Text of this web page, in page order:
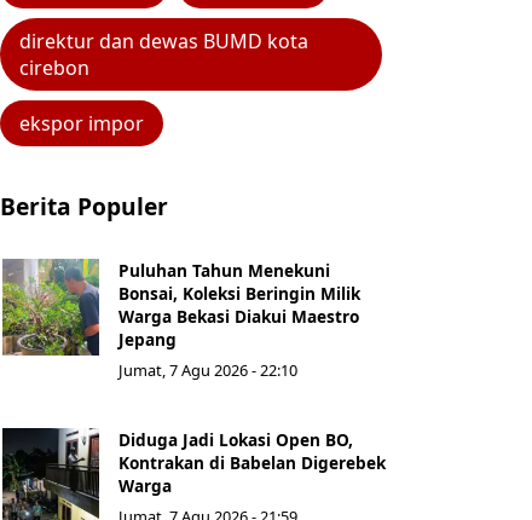
direktur dan dewas BUMD kota
cirebon
ekspor impor
Berita Populer
Puluhan Tahun Menekuni
Bonsai, Koleksi Beringin Milik
Warga Bekasi Diakui Maestro
Jepang
Jumat, 7 Agu 2026 - 22:10
Diduga Jadi Lokasi Open BO,
Kontrakan di Babelan Digerebek
Warga